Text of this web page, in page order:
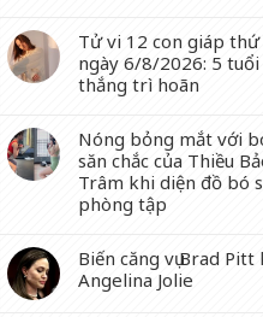
Tử vi 12 con giáp thứ
ngày 6/8/2026: 5 tuổi
thắng trì hoãn
Nóng bỏng mắt với
săn chắc của Thiều
Trâm khi diện đồ bó
phòng tập
Biến căng vụ Brad Pitt
Angelina Jolie